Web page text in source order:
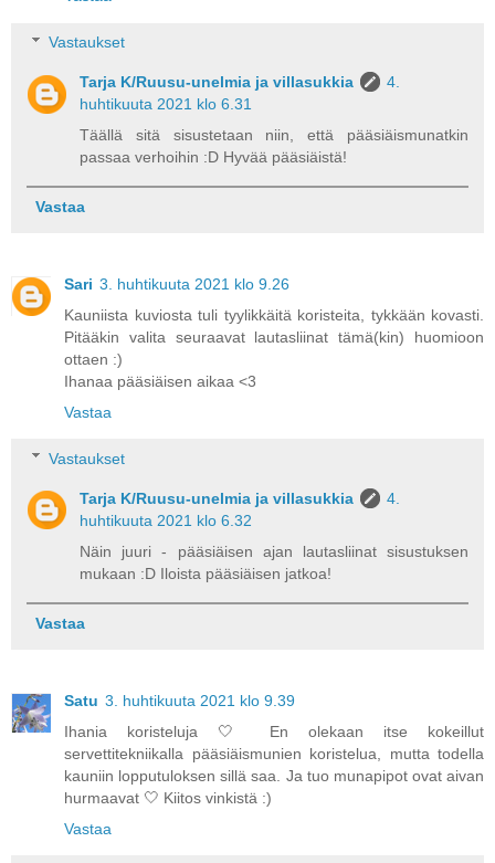
Vastaukset
Tarja K/Ruusu-unelmia ja villasukkia
4.
huhtikuuta 2021 klo 6.31
Täällä sitä sisustetaan niin, että pääsiäismunatkin
passaa verhoihin :D Hyvää pääsiäistä!
Vastaa
Sari 3. huhtikuuta 2021 klo 9.26
Kauniista kuviosta tuli tyylikkäitä koristeita, tykkään kovasti.
Pitääkin valita seuraavat lautasliinat tämä(kin) huomioon
ottaen :)
Ihanaa pääsiäisen aikaa <3
Vastaa
Vastaukset
Tarja K/Ruusu-unelmia ja villasukkia
4.
huhtikuuta 2021 klo 6.32
Näin juuri - pääsiäisen ajan lautasliinat sisustuksen
mukaan :D Iloista pääsiäisen jatkoa!
Vastaa
Satu 3. huhtikuuta 2021 klo 9.39
Ihania koristeluja 🤍 En olekaan itse kokeillut
servettitekniikalla pääsiäismunien koristelua, mutta todella
kauniin lopputuloksen sillä saa. Ja tuo munapipot ovat aivan
hurmaavat 🤍 Kiitos vinkistä :)
Vastaa